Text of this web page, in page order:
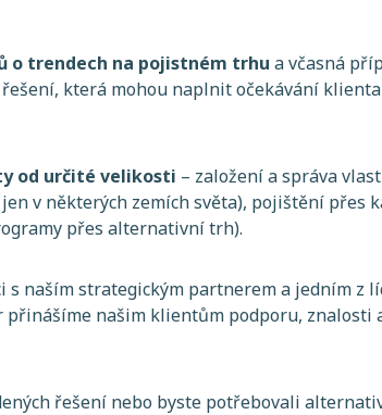
o trendech na pojistném trhu a včasná
která mohou naplnit očekávání
od určité velikosti – založení a správa
v některých zemích světa), pojištění přes
přes alternativní trh).
s naším strategickým partnerem a jedním z
našim klientům podporu, znalosti
řešení nebo byste potřebovali